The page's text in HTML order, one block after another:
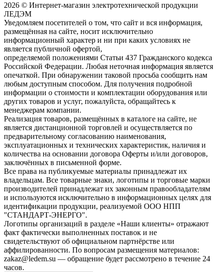
2026 © Интернет-магазин электротехнической продукции
ЛЕДЭМ
Уведомляем посетителей о том, что сайт и вся информация,
размещённая на сайте, носит исключительно
информационный характер и ни при каких условиях не
является публичной офертой,
определяемой положениями Статьи 437 Гражданского кодекса
Российской Федерации. Любая неточная информация является
опечаткой. При обнаружении таковой просьба сообщить нам
любым доступным способом. Для получения подробной
информации о стоимости и комплектации оборудования или
других товаров и услуг, пожалуйста, обращайтесь к
менеджерам компании.
Реализация товаров, размещённых в каталоге на сайте, не
является дистанционной торговлей и осуществляется по
предварительному согласованию наименования,
эксплуатационных и технических характеристик, наличия и
количества на основании договора Оферты и/или договоров,
заключённых в письменной форме.
Все права на публикуемые материалы принадлежат их
владельцам. Все товарные знаки, логотипы и торговые марки
производителей принадлежат их законным правообладателям
и используются исключительно в информационных целях для
идентификации продукции, реализуемой ООО НПП
"СТАНДАРТ-ЭНЕРГО".
Логотипы организаций в разделе «Наши клиенты» отражают
факт фактически выполненных поставок и не
свидетельствуют об официальном партнёрстве или
аффилированности. По вопросам размещения материалов:
zakaz@ledem.su — обращение будет рассмотрено в течение 24
часов.